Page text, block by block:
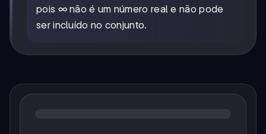
pois ∞ não é um número real e não pode
ser incluído no conjunto.